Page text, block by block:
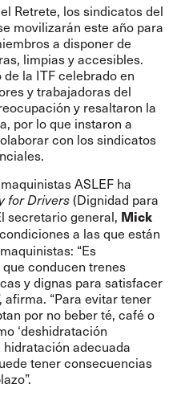
Retrete, los sindicatos del
movilizarán este año para
a disponer de
limpias y accesibles.
la ITF celebrado en
y trabajadoras del
y resaltaron la
por lo que instaron a
con los sindicatos
ASLEF ha
for Drivers(Dignidad para
secretario general, Mick
a las que están
“Es
conducen trenes
y dignas para satisfacer
“Para evitar tener
por no beber té, café o
‘deshidratación
hidratación adecuada
tener consecuencias